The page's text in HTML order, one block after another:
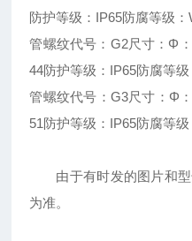
防护等级：IP65防腐等级：
管螺纹代号：G2尺寸：Φ
44防护等级：IP65防腐等
管螺纹代号：G3尺寸：Φ
51防护等级：IP65防腐等
由于有时发的图片和型
为准。